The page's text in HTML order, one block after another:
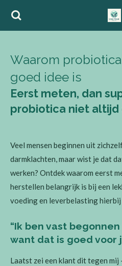
Ga
hoofdinhoud
Waarom
goed idee is
Eerst meten, dan
probiotica niet altijd
Veel mensen beginnen uit
darmklachten, maar wist je dat
werken? Ontdek waarom eerst
herstellen belangrijk is bij een
voeding en leverbelasting hierbij
“Ik ben vast
want dat is goed voor
Laatst zei een klant dit tegen